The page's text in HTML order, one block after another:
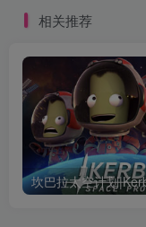
相关推荐